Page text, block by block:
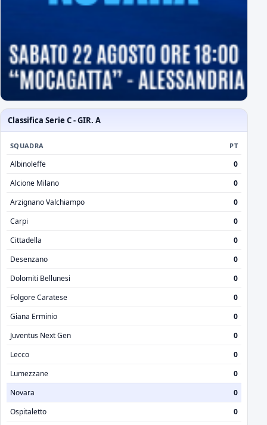
Classifica Serie C - GIR. A
SQUADRA PT
Albinoleffe
0
Alcione Milano
0
Arzignano Valchiampo
0
Carpi
0
Cittadella
0
Desenzano
0
Dolomiti Bellunesi
0
Folgore Caratese
0
Giana Erminio
0
Juventus Next Gen
0
Lecco
0
Lumezzane
0
Novara
0
Ospitaletto
0